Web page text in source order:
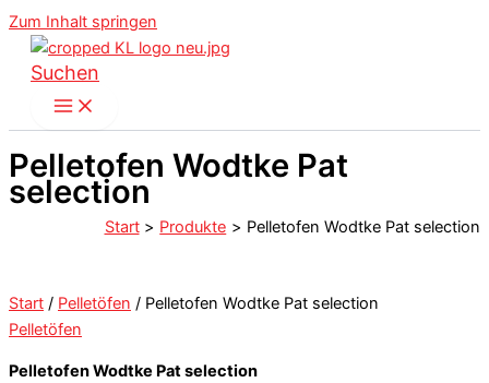
Zum Inhalt springen
Suchen
Pelletofen Wodtke Pat
selection
Start Produkte Pelletofen Wodtke Pat selection
Start / Pelletöfen / Pelletofen Wodtke Pat selection
Pelletöfen
Pelletofen Wodtke Pat selection